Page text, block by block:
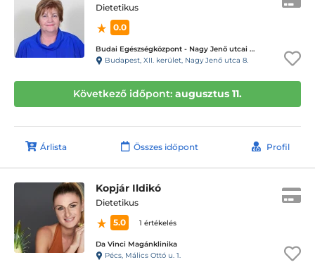
Dietetikus
0.0
Budai Egészségközpont - Nagy Jenő utcai magánrendelők
Budapest, XII. kerület, Nagy Jenő utca 8.
Következő időpont: augusztus 11.
Árlista Összes időpont Profil
Kopjár Ildikó
Dietetikus
5.0
1 értékelés
Da Vinci Magánklinika
Pécs, Málics Ottó u. 1.